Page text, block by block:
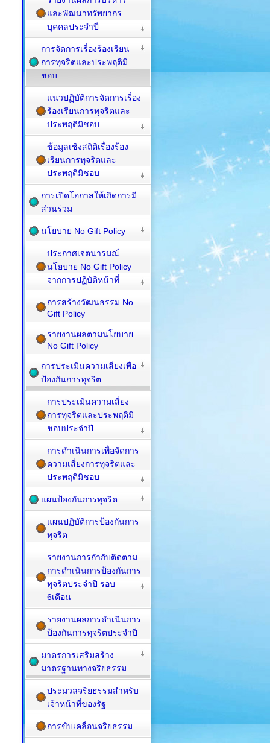
และพัฒนาทรัพยากร
บุคคลประจำปี
การจัดการเรื่องร้องเรียน
การทุจริตและประพฤติมิ
ชอบ
แนวปฏิบัติการจัดการเรื่อง
ร้องเรียนการทุจริตและ
ประพฤติมิชอบ
ข้อมูลเชิงสถิติเรื่องร้อง
เรียนการทุจริตและ
ประพฤติมิชอบ
การเปิดโอกาสให้เกิดการมี
ส่วนร่วม
นโยบาย No Gift Policy
ประกาศเจตนารมณ์
นโยบาย No Gift Policy
จากการปฏิบัติหน้าที่
การสร้างวัฒนธรรม No
Gift Policy
รายงานผลตามนโยบาย
No Gift Policy
การประเมินความเสี่ยงเพื่อ
ป้องกันการทุจริต
การประเมินความเสี่ยง
การทุจริตและประพฤติมิ
ชอบประจำปี
การดำเนินการเพื่อจัดการ
ความเสี่ยงการทุจริตและ
ประพฤติมิชอบ
แผนป้องกันการทุจริต
แผนปฏิบัติการป้องกันการ
ทุจริต
รายงานการกำกับติดตาม
การดำเนินการป้องกันการ
ทุจริตประจำปี รอบ
6เดือน
รายงานผลการดำเนินการ
ป้องกันการทุจริตประจำปี
มาตรการเสริมสร้าง
มาตรฐานทางจริยธรรม
ประมวลจริยธรรมสำหรับ
เจ้าหน้าที่ของรัฐ
การขับเคลื่อนจริยธรรม